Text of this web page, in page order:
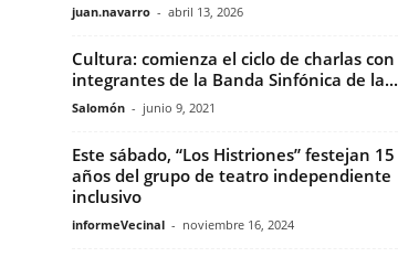
juan.navarro - abril 13, 2026
Cultura: comienza el ciclo de charlas con
integrantes de la Banda Sinfónica de la...
Salomón - junio 9, 2021
Este sábado, “Los Histriones” festejan 15
años del grupo de teatro independiente
inclusivo
informeVecinal - noviembre 16, 2024